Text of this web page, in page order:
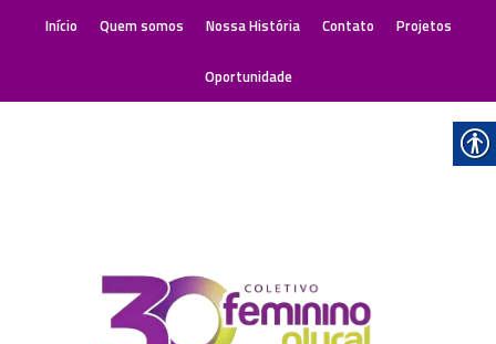
Início Quem somos Nossa História Contato Projetos
Oportunidade
oficial
Março